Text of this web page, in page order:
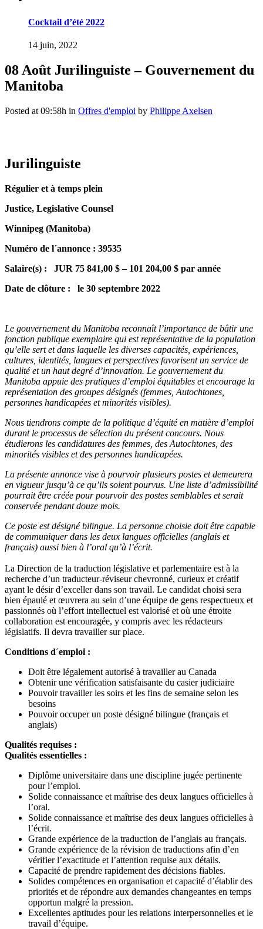
Cocktail d’été 2022
14 juin, 2022
08 Août Jurilinguiste – Gouvernement du
Manitoba
Posted at 09:58h in Offres d'emploi by Philippe Axelsen
Jurilinguiste
Régulier et à temps plein
Justice, Legislative Counsel
Winnipeg (Manitoba)
Numéro de l´annonce : 39535
Salaire(s) : JUR 75 841,00 $ – 101 204,00 $ par année
Date de clôture : le 30 septembre 2022
Le gouvernement du Manitoba reconnaît l’importance de bâtir une
fonction publique exemplaire qui est représentative de la population
qu’elle sert et dans laquelle les diverses capacités, expériences,
cultures, identités, langues et perspectives favorisent un service de
qualité et un haut degré d’innovation. Le gouvernement du
Manitoba appuie des pratiques d’emploi équitables et encourage la
représentation des groupes désignés (femmes, Autochtones,
personnes handicapées et minorités visibles).
Nous tiendrons compte de la politique d’équité en matière d’emploi
durant le processus de sélection du présent concours. Nous
étudierons les candidatures des femmes, des Autochtones, des
minorités visibles et des personnes handicapées.
La présente annonce vise à pourvoir plusieurs postes et demeurera
en vigueur jusqu’à ce qu’ils soient pourvus. Une liste d’admissibilité
pourrait être créée pour pourvoir des postes semblables et serait
conservée pendant douze mois.
Ce poste est désigné bilingue. La personne choisie doit être capable
de communiquer dans les deux langues officielles (anglais et
français) aussi bien à l’oral qu’à l’écrit.
La Direction de la traduction législative et parlementaire est à la
recherche d’un traducteur-réviseur chevronné, curieux et créatif
ayant le désir d’exceller dans son travail. Le candidat choisi sera
bien épaulé et œuvrera au sein d’une équipe de gens respectueux et
passionnés où l’effort intellectuel est valorisé et où une étroite
collaboration est encouragée, y compris avec les rédacteurs
législatifs. Il devra travailler sur place.
Conditions d´emploi :
Doit être légalement autorisé à travailler au Canada
Obtenir une vérification satisfaisante du casier judiciaire
Pouvoir travailler les soirs et les fins de semaine selon les
besoins
Pouvoir occuper un poste désigné bilingue (français et
anglais)
Qualités requises :
Qualités essentielles :
Diplôme universitaire dans une discipline jugée pertinente
pour l’emploi.
Solide connaissance et maîtrise des deux langues officielles à
l’oral.
Solide connaissance et maîtrise des deux langues officielles à
l’écrit.
Grande expérience de la traduction de l’anglais au français.
Grande expérience de la révision de traductions afin d’en
vérifier l’exactitude et l’attention requise aux détails.
Capacité de prendre rapidement des décisions fiables.
Solides compétences en organisation et capacité d’établir des
priorités et de répondre aux demandes changeantes en temps
opportun malgré la pression.
Excellentes aptitudes pour les relations interpersonnelles et le
travail d’équipe.